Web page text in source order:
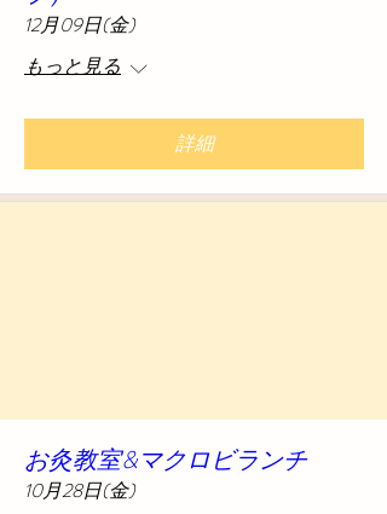
12月09日(金)
もっと見る
詳細
お灸教室&マクロビランチ
10月28日(金)